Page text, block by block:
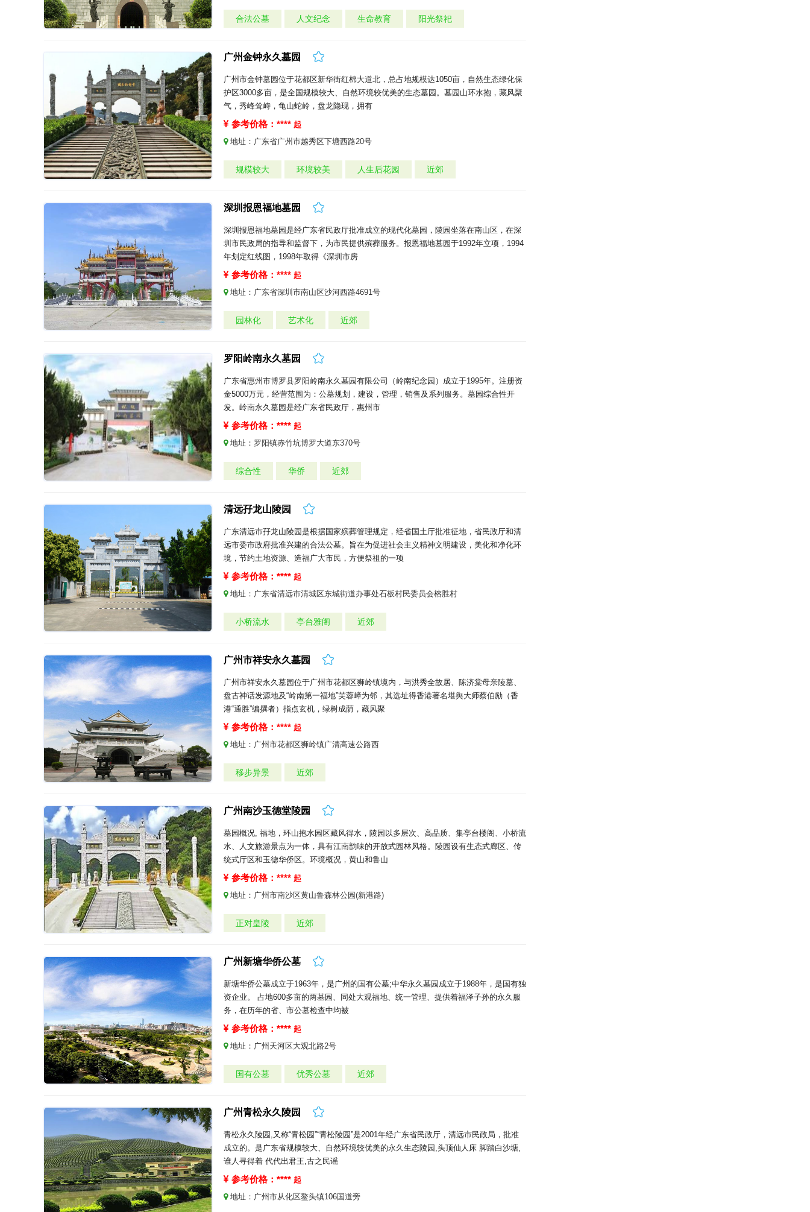
合法公墓 人文纪念 生命教育 阳光祭祀
广州金钟永久墓园
广州市金钟墓园位于花都区新华街红棉大道北，总占地规模达1050亩，自然生态绿化保
护区3000多亩，是全国规模较大、自然环境较优美的生态墓园。墓园山环水抱，藏风聚
气，秀峰耸峙，龟山蛇岭，盘龙隐现，拥有
参考价格：**** 起
地址： 广东省广州市越秀区下塘西路20号
规模较大 环境较美 人生后花园 近郊
深圳报恩福地墓园
深圳报恩福地墓园是经广东省民政厅批准成立的现代化墓园，陵园坐落在南山区，在深
圳市民政局的指导和监督下，为市民提供殡葬服务。报恩福地墓园于1992年立项，1994
年划定红线图，1998年取得《深圳市房
参考价格：**** 起
地址： 广东省深圳市南山区沙河西路4691号
园林化 艺术化 近郊
罗阳岭南永久墓园
广东省惠州市博罗县罗阳岭南永久墓园有限公司（岭南纪念园）成立于1995年。注册资
金5000万元，经营范围为：公墓规划，建设，管理，销售及系列服务。墓园综合性开
发。岭南永久墓园是经广东省民政厅，惠州市
参考价格：**** 起
地址： 罗阳镇赤竹坑博罗大道东370号
综合性 华侨 近郊
清远孖龙山陵园
广东清远市孖龙山陵园是根据国家殡葬管理规定，经省国土厅批准征地，省民政厅和清
远市委市政府批准兴建的合法公墓。旨在为促进社会主义精神文明建设，美化和净化环
境，节约土地资源、造福广大市民，方便祭祖的一项
参考价格：**** 起
地址： 广东省清远市清城区东城街道办事处石板村民委员会榕胜村
小桥流水 亭台雅阁 近郊
广州市祥安永久墓园
广州市祥安永久墓园位于广州市花都区狮岭镇境内，与洪秀全故居、陈济棠母亲陵墓、
盘古神话发源地及“岭南第一福地”芙蓉嶂为邻，其选址得香港著名堪舆大师蔡伯励（香
港“通胜”编撰者）指点玄机，绿树成荫，藏风聚
参考价格：**** 起
地址： 广州市花都区狮岭镇广清高速公路西
移步异景 近郊
广州南沙玉德堂陵园
墓园概况, 福地，环山抱水园区藏风得水，陵园以多层次、高品质、集亭台楼阁、小桥流
水、人文旅游景点为一体，具有江南韵味的开放式园林风格。陵园设有生态式廊区、传
统式厅区和玉德华侨区。环境概况，黄山和鲁山
参考价格：**** 起
地址： 广州市南沙区黄山鲁森林公园(新港路)
正对皇陵 近郊
广州新塘华侨公墓
新塘华侨公墓成立于1963年，是广州的国有公墓;中华永久墓园成立于1988年，是国有独
资企业。 占地600多亩的两墓园、同处大观福地、统一管理、提供着福泽子孙的永久服
务，在历年的省、市公墓检查中均被
参考价格：**** 起
地址： 广州天河区大观北路2号
国有公墓 优秀公墓 近郊
广州青松永久陵园
青松永久陵园,又称“青松园”“青松陵园”是2001年经广东省民政厅，清远市民政局，批准
成立的。是广东省规模较大、自然环境较优美的永久生态陵园,头顶仙人床 脚踏白沙塘,
谁人寻得着 代代出君王,古之民谣
参考价格：**** 起
地址： 广州市从化区鳌头镇106国道旁